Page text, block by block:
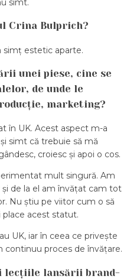
simt.
Crina Bulprich?
simț estetic aparte.
unei piese, cine se
de unde le
marketing?
în UK. Acest aspect m-a
simt că trebuie să mă
croiesc și apoi o cos.
mult singură. Am
de la el am învățat cam tot
Nu știu pe viitor cum o să
acest statut.
UK, iar în ceea ce privește
continuu proces de învățare.
lecțiile lansării brand-